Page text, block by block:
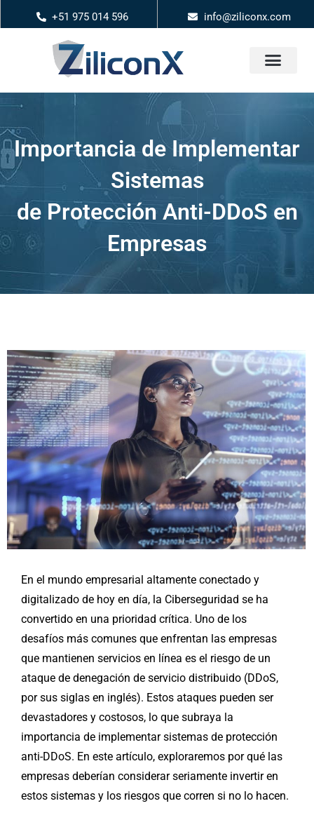
+51 975 014 596 info@ziliconx.com
Importancia de Implementar
Sistemas
de Protección Anti-DDoS en
Empresas
En el mundo empresarial altamente conectado y
digitalizado de hoy en día, la Ciberseguridad se ha
convertido en una prioridad crítica. Uno de los
desafíos más comunes que enfrentan las empresas
que mantienen servicios en línea es el riesgo de un
ataque de denegación de servicio distribuido (DDoS,
por sus siglas en inglés). Estos ataques pueden ser
devastadores y costosos, lo que subraya la
importancia de implementar sistemas de protección
anti-DDoS. En este artículo, exploraremos por qué las
empresas deberían considerar seriamente invertir en
estos sistemas y los riesgos que corren si no lo hacen.